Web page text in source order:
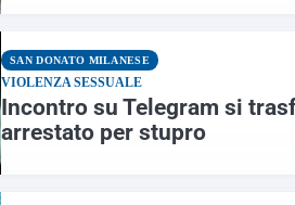
SAN DONATO MILANESE
VIOLENZA SESSUALE
Incontro su Telegram si
arrestato per stupro